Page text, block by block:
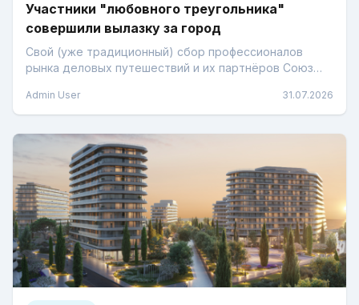
Участники "любовного треугольника"
совершили вылазку за город
Свой (уже традиционный) сбор профессионалов
рынка деловых путешествий и их партнёров Союз
новом выездном формате - участников «Лета в
САДу» 23 июля приветствовала ферма «Берегиня» в
Петушинском районе Владимирской области.
Admin User 31.07.2026